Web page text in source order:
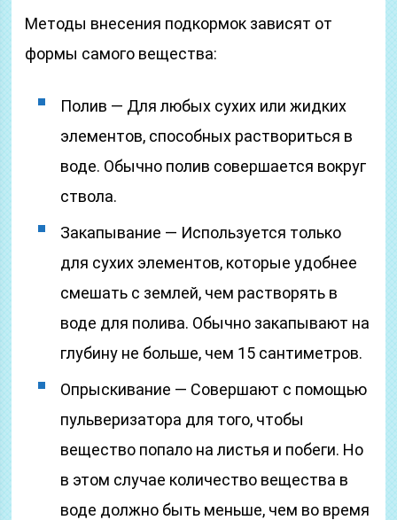
Методы внесения подкормок зависят от
формы самого вещества:
Полив — Для любых сухих или жидких
элементов, способных раствориться в
воде. Обычно полив совершается вокруг
ствола.
Закапывание — Используется только
для сухих элементов, которые удобнее
смешать с землей, чем растворять в
воде для полива. Обычно закапывают на
глубину не больше, чем 15 сантиметров.
Опрыскивание — Совершают с помощью
пульверизатора для того, чтобы
вещество попало на листья и побеги. Но
в этом случае количество вещества в
воде должно быть меньше, чем во время